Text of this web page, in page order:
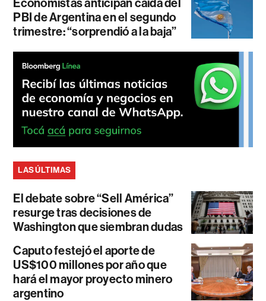
PBI de Argentina en el segundo
trimestre: “sorprendió a la baja”
LAS ÚLTIMAS
El debate sobre “Sell América”
resurge tras decisiones de
Washington que siembran dudas
Caputo festejó el aporte de
US$100 millones por año que
hará el mayor proyecto minero
argentino